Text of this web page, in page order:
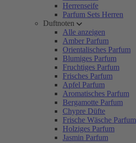
Herrenseife
Parfum Sets Herren
Duftnoten
Alle anzeigen
Amber Parfum
Orientalisches Parfum
Blumiges Parfum
Fruchtiges Parfum
Frisches Parfum
Apfel Parfum
Aromatisches Parfum
Bergamotte Parfum
Chypre Düfte
Frische Wäsche Parfum
Holziges Parfum
Jasmin Parfum